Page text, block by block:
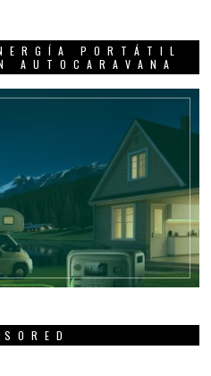
PORTÁTIL
AUTOCARAVANA